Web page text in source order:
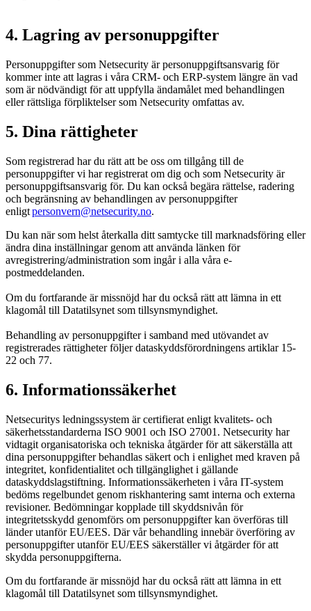
4. Lagring av personuppgifter
Personuppgifter som Netsecurity är personuppgiftsansvarig för
kommer inte att lagras i våra CRM- och ERP-system längre än vad
som är nödvändigt för att uppfylla ändamålet med behandlingen
eller rättsliga förpliktelser som Netsecurity omfattas av.
5. Dina rättigheter
Som registrerad har du rätt att be oss om tillgång till de
personuppgifter vi har registrerat om dig och som Netsecurity är
personuppgiftsansvarig för. Du kan också begära rättelse, radering
och begränsning av behandlingen av personuppgifter
enligtpersonvern@netsecurity.no.
Du kan när som helst återkalla ditt samtycke till marknadsföring eller
ändra dina inställningar genom att använda länken för
avregistrering/administration som ingår i alla våra e-
postmeddelanden.
Om du fortfarande är missnöjd har du också rätt att lämna in ett
klagomål till Datatilsynet som tillsynsmyndighet.
Behandling av personuppgifter i samband med utövandet av
registrerades rättigheter följer dataskyddsförordningens artiklar 15-
22 och 77.
6. Informationssäkerhet
Netsecuritys ledningssystem är certifierat enligt kvalitets- och
säkerhetsstandarderna ISO 9001 och ISO 27001. Netsecurity har
vidtagit organisatoriska och tekniska åtgärder för att säkerställa att
dina personuppgifter behandlas säkert och i enlighet med kraven på
integritet, konfidentialitet och tillgänglighet i gällande
dataskyddslagstiftning. Informationssäkerheten i våra IT-system
bedöms regelbundet genom riskhantering samt interna och externa
revisioner. Bedömningar kopplade till skyddsnivån för
integritetsskydd genomförs om personuppgifter kan överföras till
länder utanför EU/EES. Där vår behandling innebär överföring av
personuppgifter utanför EU/EES säkerställer vi åtgärder för att
skydda personuppgifterna.
Om du fortfarande är missnöjd har du också rätt att lämna in ett
klagomål till Datatilsynet som tillsynsmyndighet.